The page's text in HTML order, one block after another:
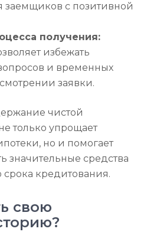
заемщиков с позитивной
получения:
избежать
и временных
заявки.
чистой
только упрощает
но и помогает
значительные средства
кредитования.
свою